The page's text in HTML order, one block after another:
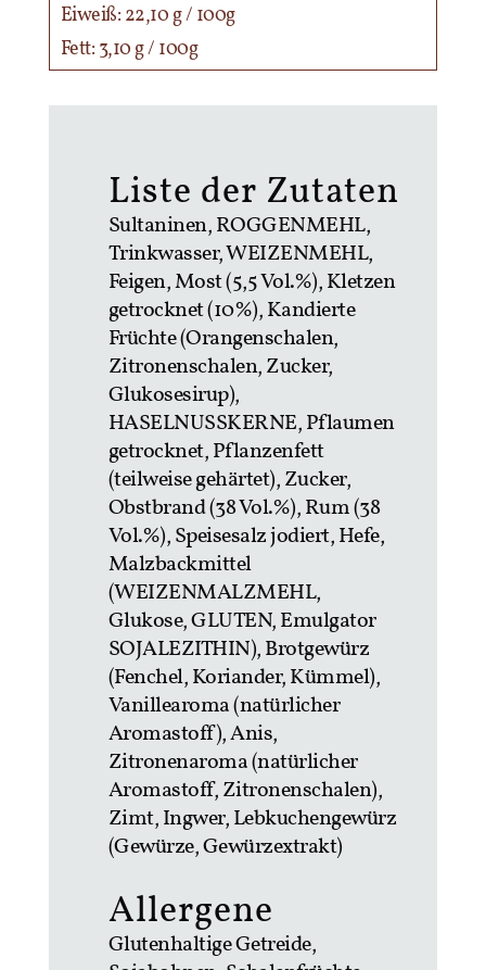
Eiweiß: 22,10 g / 100g
Fett: 3,10 g / 100g
Liste der Zutaten
Sultaninen, ROGGENMEHL,
Trinkwasser, WEIZENMEHL,
Feigen, Most (5,5 Vol.%), Kletzen
getrocknet (10%), Kandierte
Früchte (Orangenschalen,
Zitronenschalen, Zucker,
Glukosesirup),
HASELNUSSKERNE, Pflaumen
getrocknet, Pflanzenfett
(teilweise gehärtet), Zucker,
Obstbrand (38 Vol.%), Rum (38
Vol.%), Speisesalz jodiert, Hefe,
Malzbackmittel
(WEIZENMALZMEHL,
Glukose, GLUTEN, Emulgator
SOJALEZITHIN), Brotgewürz
(Fenchel, Koriander, Kümmel),
Vanillearoma (natürlicher
Aromastoff), Anis,
Zitronenaroma (natürlicher
Aromastoff, Zitronenschalen),
Zimt, Ingwer, Lebkuchengewürz
(Gewürze, Gewürzextrakt)
Allergene
Glutenhaltige Getreide,